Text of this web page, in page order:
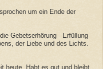
um ein Ende der
Gebetserhörung---Erfüllung
der Liebe und des Lichts.
heute. Habt es gut und bleibt